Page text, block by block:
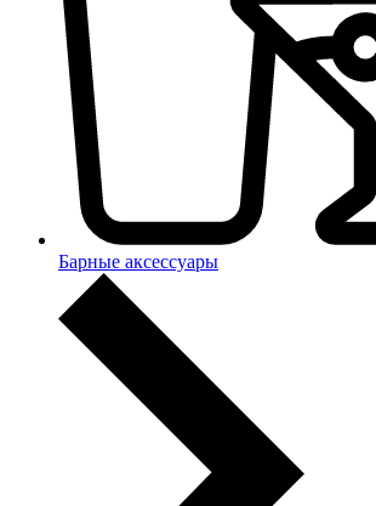
Барные аксессуары